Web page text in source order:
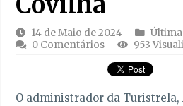
14 de Maio de 2024
0 Comentários
953
O administrador da Turistrela,